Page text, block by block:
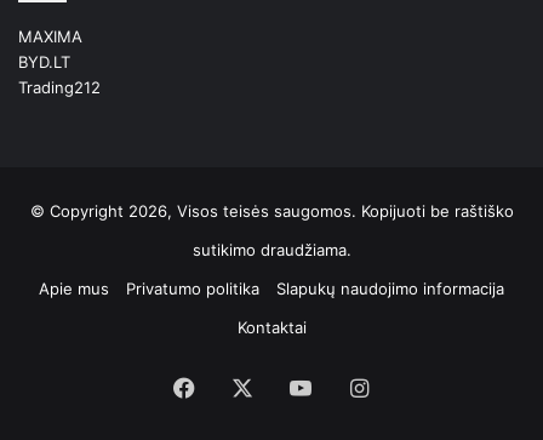
MAXIMA
BYD.LT
Trading212
© Copyright 2026, Visos teisės saugomos. Kopijuoti be raštiško
sutikimo draudžiama.
Apie mus
Privatumo politika
Slapukų naudojimo informacija
Kontaktai
Facebook YouTubeInstagram